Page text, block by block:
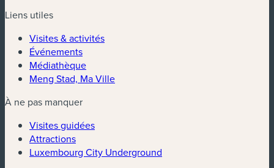
Liens utiles
Visites & activités
Événements
Médiathèque
Meng Stad, Ma Ville
À ne pas manquer
Visites guidées
Attractions
Luxembourg City Underground